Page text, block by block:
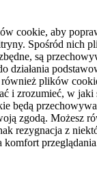
cookie, aby
Spośród nich
są
działania
plików
i zrozumieć, w jaki
będą
zgodą. Możesz
rezygnacja z
komfort